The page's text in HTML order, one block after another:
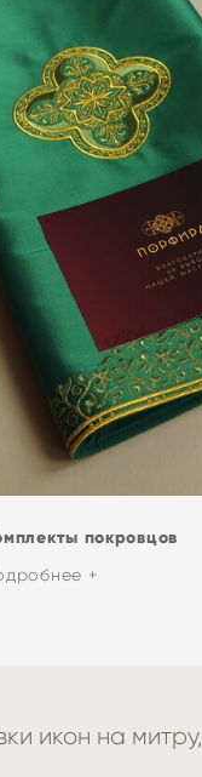
покровцов
+
икон на митру,